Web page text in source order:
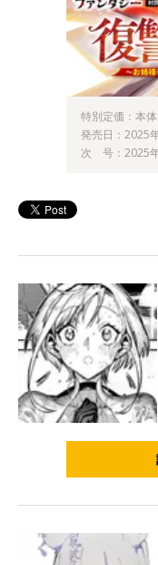
特別定価：本
発売日：2025
次 号：2025